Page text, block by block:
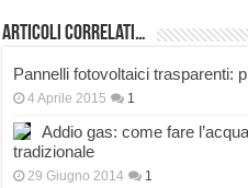
Articoli correlati…
Pannelli fotovoltaici trasparenti:
4 Aprile 2015 1
Addio gas: come fare
tradizionale
29 Giugno 2014 1